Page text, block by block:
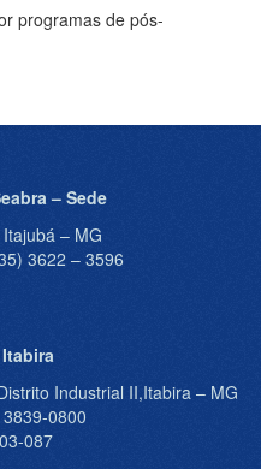
programas de pós-
– Sede
– MG
3622 – 3596
Industrial II,Itabira – MG
0800
087